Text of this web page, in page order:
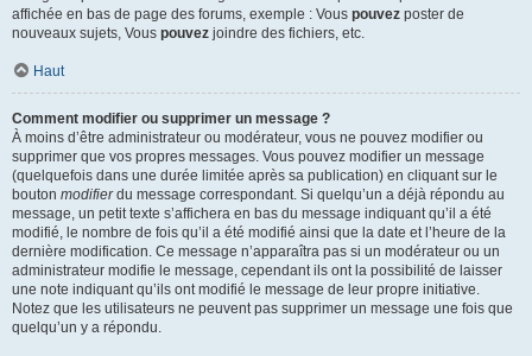
affichée en bas de page des forums, exemple : Vous pouvez poster de
nouveaux sujets, Vous pouvez joindre des fichiers, etc.
Haut
Comment modifier ou supprimer un message ?
À moins d’être administrateur ou modérateur, vous ne pouvez modifier ou
supprimer que vos propres messages. Vous pouvez modifier un message
(quelquefois dans une durée limitée après sa publication) en cliquant sur le
bouton modifierdu message correspondant. Si quelqu’un a déjà répondu au
message, un petit texte s’affichera en bas du message indiquant qu’il a été
modifié, le nombre de fois qu’il a été modifié ainsi que la date et l’heure de la
dernière modification. Ce message n’apparaîtra pas si un modérateur ou un
administrateur modifie le message, cependant ils ont la possibilité de laisser
une note indiquant qu’ils ont modifié le message de leur propre initiative.
Notez que les utilisateurs ne peuvent pas supprimer un message une fois que
quelqu’un y a répondu.